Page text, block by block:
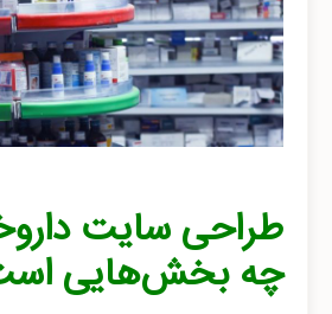
طراحی سایت
چه بخش‌هایی